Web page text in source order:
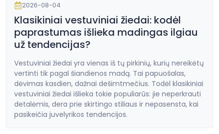
2026-08-04
Klasikiniai vestuviniai žiedai: kodėl
paprastumas išlieka madingas ilgiau
už tendencijas?
Vestuviniai žiedai yra vienas iš tų pirkinių, kurių nereikėtų
vertinti tik pagal šiandienos madą. Tai papuošalas,
dėvimas kasdien, dažnai dešimtmečius. Todėl klasikiniai
vestuviniai žiedai išlieka tokie populiarūs: jie neperkrauti
detalėmis, dera prie skirtingo stiliaus ir nepasensta, kai
pasikeičia juvelyrikos tendencijos.